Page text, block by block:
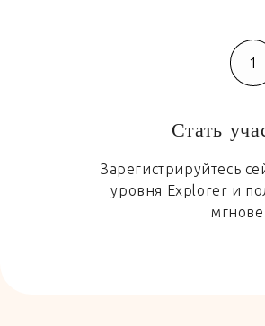
1
Стать
Зарегистрируйтесь
уровня Explorer и